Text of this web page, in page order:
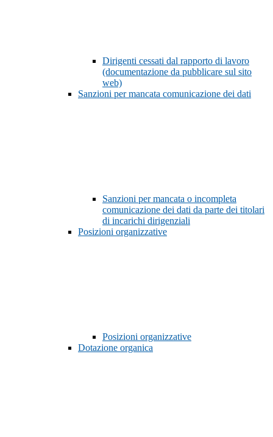
Dirigenti cessati dal rapporto di lavoro
(documentazione da pubblicare sul sito
web)
Sanzioni per mancata comunicazione dei dati
Sanzioni per mancata o incompleta
comunicazione dei dati da parte dei titolari
di incarichi dirigenziali
Posizioni organizzative
Posizioni organizzative
Dotazione organica